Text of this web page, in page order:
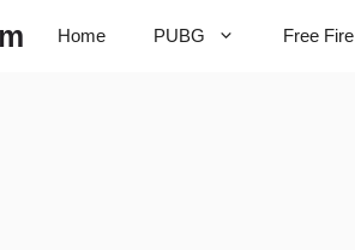
Home PUBG Free Fire